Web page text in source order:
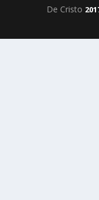
De Cristo